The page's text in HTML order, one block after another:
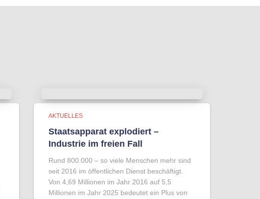
AKTUELLES
Staatsapparat explodiert –
Industrie im freien Fall
Rund 800.000 – so viele Menschen mehr sind
seit 2016 im öffentlichen Dienst beschäftigt.
Von 4,69 Millionen im Jahr 2016 auf 5,5
Millionen im Jahr 2025 bedeutet ein Plus von